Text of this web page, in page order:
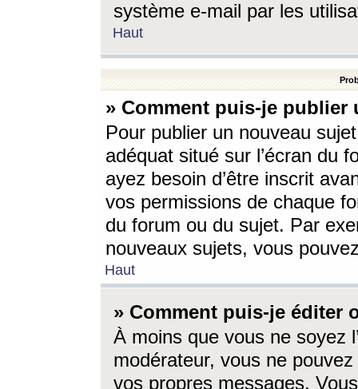
système e-mail par les
Haut
» Comment puis-je
Pour publier un nouveau
adéquat situé sur l’écran du
ayez besoin d’être inscrit
vos permissions de chaque
du forum ou du sujet. Par
nouveaux sujets, vous
Haut
» Comment puis-je éditer
À moins que vous ne soyez
modérateur, vous ne
vos propres messages.